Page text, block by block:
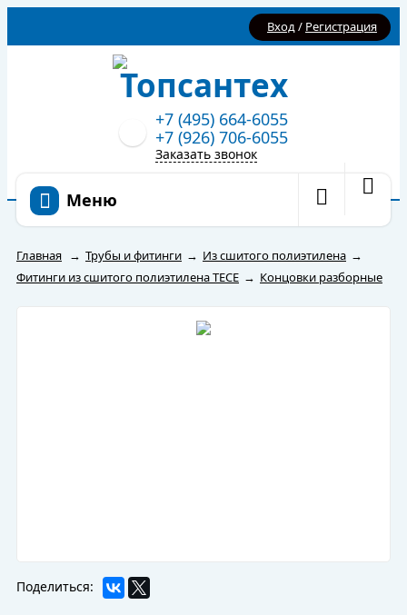
Вход/ Регистрация
+7 (495) 664-6055
+7 (926) 706-6055
Заказать звонок
Меню
Главная → Трубы и фитинги → Из сшитого полиэтилена →
Фитинги из сшитого полиэтилена TECE → Концовки разборные
Поделиться: